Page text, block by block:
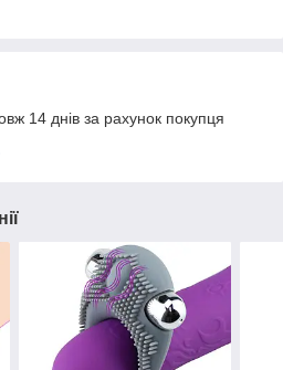
14 днів за рахунок покупця